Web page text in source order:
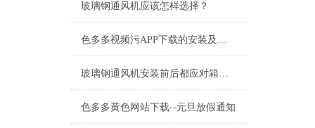
玻璃钢通风机应该怎样选择？
色多多视频污APP下载的安装及使用介绍！
玻璃钢通风机安装前后都应对箱体进行仔细检查
色多多黄色网站下载--元旦放假通知